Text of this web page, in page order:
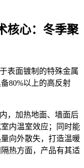
核心：冬季聚
表面镀制的特殊金属
80%以上的高反射
，加热地面、墙面后
内温室效应；同时能
向外散失，打造温暖
热方面，产品有其适